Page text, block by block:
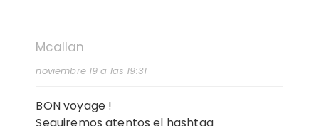
Mcallan
noviembre 19 a las 19:31
BON voyage !